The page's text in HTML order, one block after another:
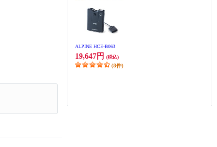
ALPINE HCE-B063
19,647円 (税込)
(8件)